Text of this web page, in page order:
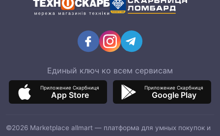
Единый ключ ко всем сервисам
Приложение Скарбниця
App Store
Приложение Скарбниця
Google Play
©2026 Marketplace allmart — платформа для умных покупок и